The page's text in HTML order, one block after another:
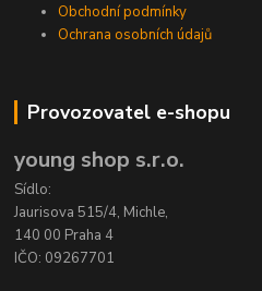
Obchodní podmínky
Ochrana osobních údajů
Provozovatel e-shopu
young shop s.r.o.
Sídlo:
Jaurisova 515/4, Michle,
140 00 Praha 4
IČO: 09267701